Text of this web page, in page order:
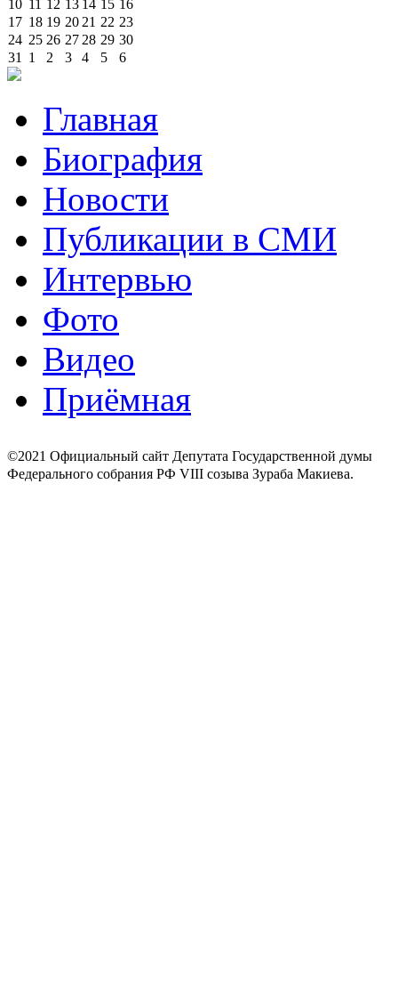
10 11 12 13 14 15 16
17 18 19 20 21 22 23
24 25 26 27 28 29 30
31
1 2 3 4 5 6
Главная
Биография
Новости
Публикации в СМИ
Интервью
Фото
Видео
Приёмная
©2021 Официальный сайт Депутата Государственной думы
Федерального собрания РФ VIII созыва Зураба Макиева.